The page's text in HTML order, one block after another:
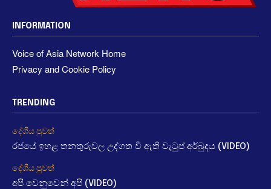
INFORMATION
Voice of Asia Network Home
Privacy and Cookie Policy
TRENDING
දේශීය පුවත්
රජයේ ඉහළ තනතුරුවල උද්ගත වී ඇති වැටුප් අර්බුදය (VIDEO)
දේශීය පුවත්
අපි වෙනුවෙන් අපි (VIDEO)